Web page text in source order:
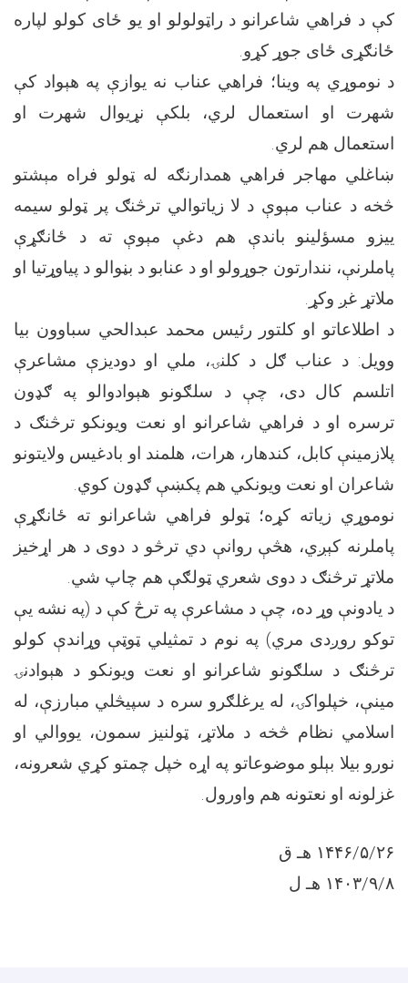
کې د فراهي شاعرانو د راټولولو او يو ځای کولو لپاره
ځانګړی ځای جوړ کړو.
د نوموړي په وينا؛ فراهي عناب نه يوازې په هېواد کې
شهرت او استعمال لري، بلکې نړيوال شهرت او
استعمال هم لري.
ښاغلي مهاجر فراهي همدارنګه له ټولو فراه مېشتو
څخه د عناب مېوې د لا زياتوالي ترڅنګ پر ټولو سيمه
ييزو مسؤلينو باندې هم دغې مېوې ته د ځانګړې
پاملرنې، نندارتون جوړولو او د عنابو د بڼوالو د‌ پياوړتيا او
ملاتړ غږ وکړ.
د اطلاعاتو او کلتور رئيس محمد عبدالحي سباوون بیا
وويل: د عناب ګل د کلنۍ، ملي او دوديزې مشاعرې
اتلسم کال دی، چې د سلګونو هېوادوالو په ګډون
ترسره او د فراهي شاعرانو او نعت ويونکو ترڅنګ د
پلازمينې کابل، کندهار، هرات، هلمند او بادغيس ولايتونو
شاعران او نعت ويونکي هم پکښې ګډون کوي.
نوموړي زياته کړه؛ ټولو فراهي شاعرانو ته ځانګړې
پاملرنه کېږي، هڅې روانې دي ترڅو د دوی د هر اړخيز
ملاتړ ترڅنګ د دوی شعري ټولګې هم چاپ شي.
د یادونې وړ ده، چې د مشاعرې په ترڅ کې د (په نشه يې
توکو روږدی مري) په نوم د تمثيلي ټوټې وړاندې کولو
ترڅنګ د سلګونو شاعرانو او نعت ويونکو د هېوادنۍ
مينې، خپلواکۍ، له يرغلګرو سره د سپيڅلي مبارزې، له
اسلامي نظام څخه د ملاتړ، ټولنيز سمون، يووالي او
نورو بيلا بېلو موضوعاتو په اړه خپل چمتو کړي شعرونه،
غزلونه او نعتونه هم واورول.
۱۴۴۶/۵/۲۶ هـ ق
۱۴۰۳/۹/۸ هـ ل